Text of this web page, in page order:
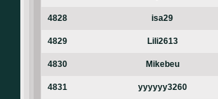
4828 isa29
4829 Lili2613
4830 Mikebeu
4831 yyyyyy3260